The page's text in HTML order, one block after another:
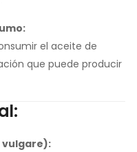
el aceite de
que puede producir
vulgare):